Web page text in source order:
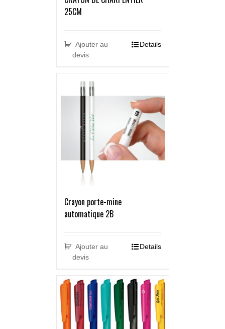
25CM
Ajouter au
devis
Details
Crayon porte-mine
automatique 2B
Ajouter au
devis
Details